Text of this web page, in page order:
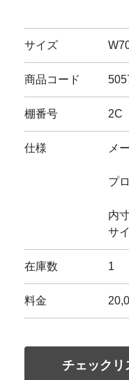
サイズ
商品コード
棚番号 2C
仕様 メ
プ
内
サ
在庫数 1
料金
チェックリ